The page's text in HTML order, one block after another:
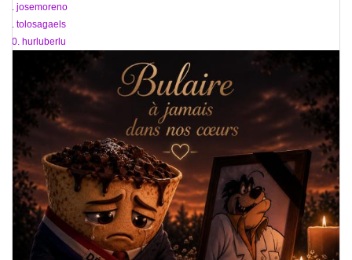
98. josemoreno
99. tolosagaels
100. hurluberlu